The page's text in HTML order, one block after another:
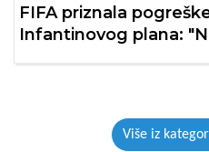
FIFA priznala
Infantinovog plana:
Više iz